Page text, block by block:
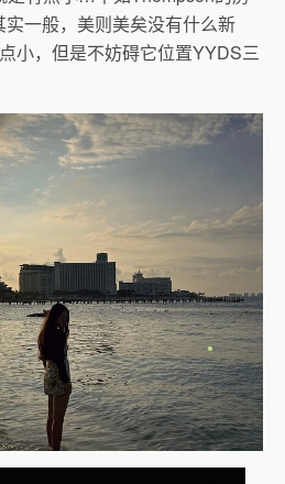
一般，美则美矣没有什么新
小，但是不妨碍它位置YYDS三